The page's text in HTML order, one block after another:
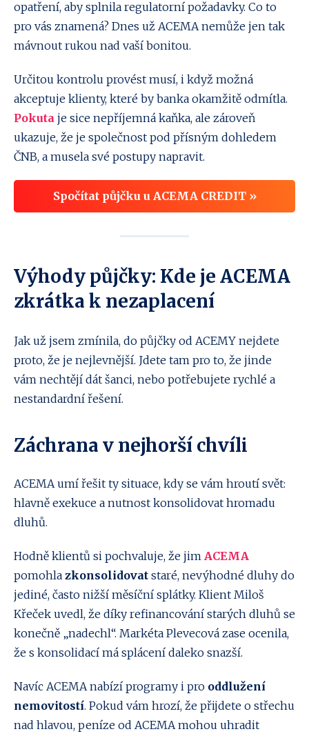
opatření, aby splnila regulatorní požadavky. Co to
pro vás znamená? Dnes už ACEMA nemůže jen tak
mávnout rukou nad vaší bonitou.
Určitou kontrolu provést musí, i když možná
akceptuje klienty, které by banka okamžitě odmítla.
Pokuta je sice nepříjemná kaňka, ale zároveň
ukazuje, že je společnost pod přísným dohledem
ČNB, a musela své postupy napravit.
Spočítat půjčku u ACEMA CREDIT »
Výhody půjčky: Kde je ACEMA
zkrátka k nezaplacení
Jak už jsem zmínila, do půjčky od ACEMY nejdete
proto, že je nejlevnější. Jdete tam pro to, že jinde
vám nechtějí dát šanci, nebo potřebujete rychlé a
nestandardní řešení.
Záchrana v nejhorší chvíli
ACEMA umí řešit ty situace, kdy se vám hroutí svět:
hlavně exekuce a nutnost konsolidovat hromadu
dluhů.
Hodně klientů si pochvaluje, že jim ACEMA
pomohla zkonsolidovat staré, nevýhodné dluhy do
jediné, často nižší měsíční splátky. Klient Miloš
Křeček uvedl, že díky refinancování starých dluhů se
konečně „nadechl“. Markéta Plevecová zase ocenila,
že s konsolidací má splácení daleko snazší.
Navíc ACEMA nabízí programy i pro oddlužení
nemovitostí. Pokud vám hrozí, že přijdete o střechu
nad hlavou, peníze od ACEMA mohou uhradit